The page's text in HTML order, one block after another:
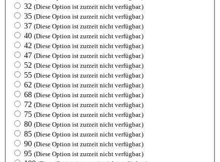
32 (Diese Option ist zurzeit nicht verfügbar.)
35 (Diese Option ist zurzeit nicht verfügbar.)
37 (Diese Option ist zurzeit nicht verfügbar.)
40 (Diese Option ist zurzeit nicht verfügbar.)
42 (Diese Option ist zurzeit nicht verfügbar.)
47 (Diese Option ist zurzeit nicht verfügbar.)
52 (Diese Option ist zurzeit nicht verfügbar.)
55 (Diese Option ist zurzeit nicht verfügbar.)
62 (Diese Option ist zurzeit nicht verfügbar.)
68 (Diese Option ist zurzeit nicht verfügbar.)
72 (Diese Option ist zurzeit nicht verfügbar.)
75 (Diese Option ist zurzeit nicht verfügbar.)
80 (Diese Option ist zurzeit nicht verfügbar.)
85 (Diese Option ist zurzeit nicht verfügbar.)
90 (Diese Option ist zurzeit nicht verfügbar.)
95 (Diese Option ist zurzeit nicht verfügbar.)